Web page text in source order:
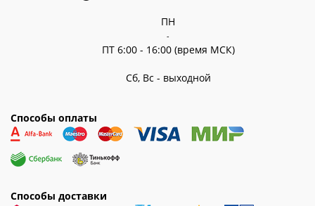
ПН
-
ПТ 6:00 - 16:00 (время МСК)
Сб, Вс - выходной
Способы оплаты
Способы доставки